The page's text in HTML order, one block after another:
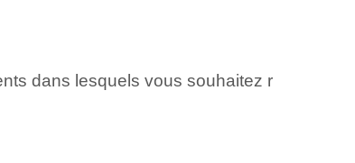
dans lesquels vous souhaitez r